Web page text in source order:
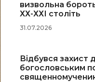
визвольна
ХХ-ХХІ століть
31.07.2026
Відбувся захист
богословським